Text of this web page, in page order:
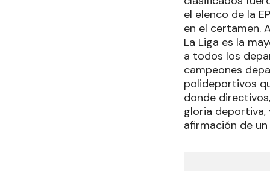
el elenco de la
en el certamen.
La Liga es la
a todos los
campeones
polideportivos
donde
gloria deportiva,
afirmación de